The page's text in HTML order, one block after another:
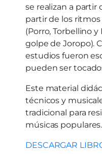
se realizan a partir
partir de los
(Porro, Torbellino
golpe de Joropo).
estudios fueron
pueden ser
Este material
técnicos y
tradicional para
músicas populares.
DESCARGAR